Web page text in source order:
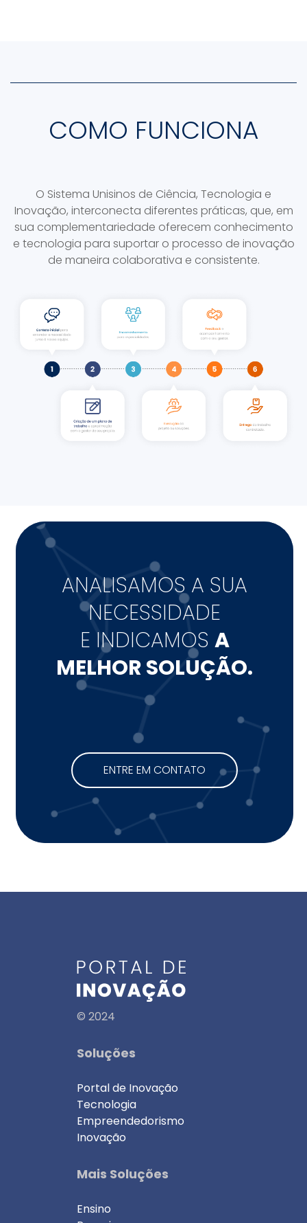
COMO FUNCIONA
O Sistema Unisinos de Ciência, Tecnologia e
Inovação, interconecta diferentes práticas, que, em
sua complementariedade oferecem conhecimento
e tecnologia para suportar o processo de inovação
de maneira colaborativa e consistente.
ANALISAMOS A SUA
NECESSIDADE
E INDICAMOS A
MELHOR SOLUÇÃO.
ENTRE EM CONTATO
© 2024
Soluções
Portal de Inovação
Tecnologia
Empreendedorismo
Inovação
Mais Soluções
Ensino